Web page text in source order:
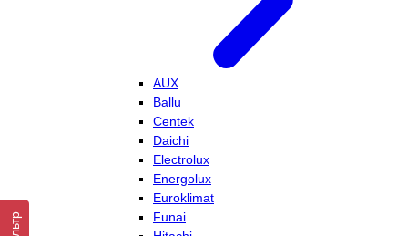
AUX
Ballu
Centek
Daichi
Electrolux
Energolux
Euroklimat
Funai